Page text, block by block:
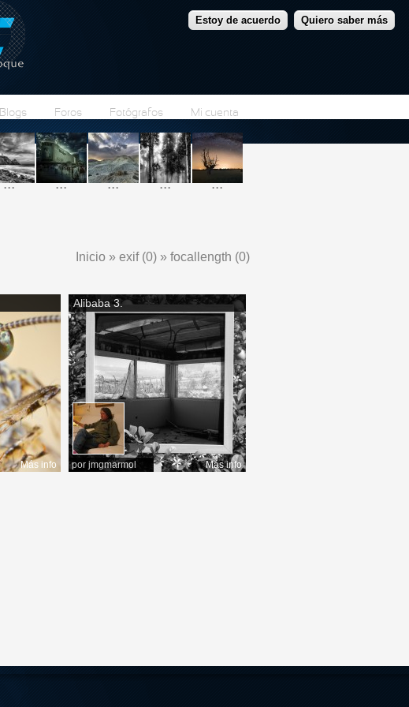
Estoy de acuerdo Quiero saber más
Blogs Foros Fotógrafos Mi cuenta
... ... ... ... ...
Inicio » exif (0) » focallength (0)
Más info
Alibaba 3.
por jmgmarmol Más info